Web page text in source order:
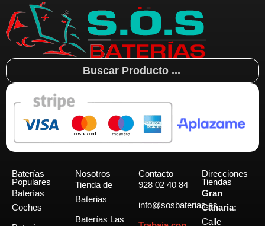
Search
...
Baterías
Populares
Baterías
Coches
Nosotros
Tienda de
Baterias
Baterías Las
Contacto
928 02 40 84
info@sosbaterias.es
Direcciones
Tiendas
Gran
Canaria:
Calle